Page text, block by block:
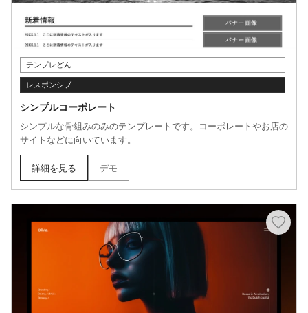
テンプレどん
レスポンシブ
シンプルコーポレート
シンプルな骨組みのみのテンプレートです。コーポレートやお店の
サイトなどに向いています。
詳細を見る デモ